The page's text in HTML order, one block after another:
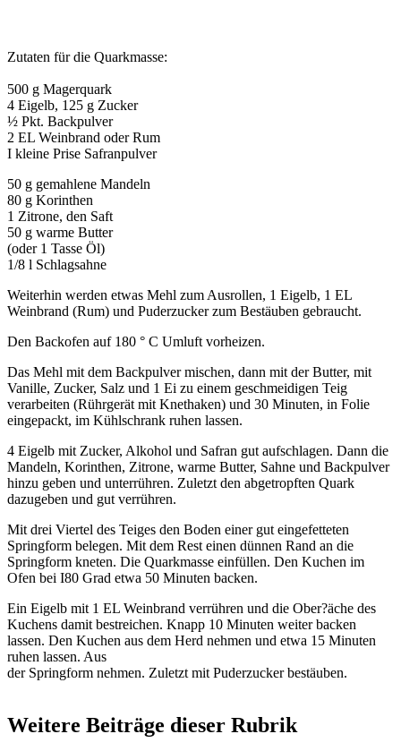
Zutaten für die Quarkmasse:
500 g Magerquark
4 Eigelb, 125 g Zucker
½ Pkt. Backpulver
2 EL Weinbrand oder Rum
I kleine Prise Safranpulver
50 g gemahlene Mandeln
80 g Korinthen
1 Zitrone, den Saft
50 g warme Butter
(oder 1 Tasse Öl)
1/8 l Schlagsahne
Weiterhin werden etwas Mehl zum Ausrollen, 1 Eigelb, 1 EL
Weinbrand (Rum) und Puderzucker zum Bestäuben gebraucht.
Den Backofen auf 180 ° C Umluft vorheizen.
Das Mehl mit dem Backpulver mischen, dann mit der Butter, mit
Vanille, Zucker, Salz und 1 Ei zu einem geschmeidigen Teig
verarbeiten (Rührgerät mit Knethaken) und 30 Minuten, in Folie
eingepackt, im Kühlschrank ruhen lassen.
4 Eigelb mit Zucker, Alkohol und Safran gut aufschlagen. Dann die
Mandeln, Korinthen, Zitrone, warme Butter, Sahne und Backpulver
hinzu geben und unterrühren. Zuletzt den abgetropften Quark
dazugeben und gut verrühren.
Mit drei Viertel des Teiges den Boden einer gut eingefetteten
Springform belegen. Mit dem Rest einen dünnen Rand an die
Springform kneten. Die Quarkmasse einfüllen. Den Kuchen im
Ofen bei I80 Grad etwa 50 Minuten backen.
Ein Eigelb mit 1 EL Weinbrand verrühren und die Ober?äche des
Kuchens damit bestreichen. Knapp 10 Minuten weiter backen
lassen. Den Kuchen aus dem Herd nehmen und etwa 15 Minuten
ruhen lassen. Aus
der Springform nehmen. Zuletzt mit Puderzucker bestäuben.
Weitere Beiträge dieser Rubrik